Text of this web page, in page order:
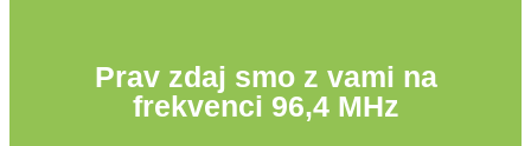
Prav zdaj smo z vami na
frekvenci 96,4 MHz